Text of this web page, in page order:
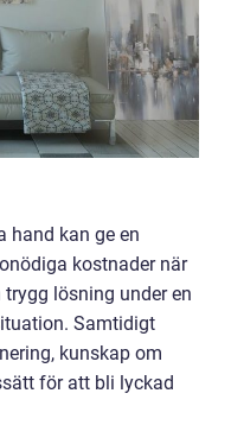
hand kan ge en
kostnader när
lösning under en
Samtidigt
kunskap om
för att bli lyckad